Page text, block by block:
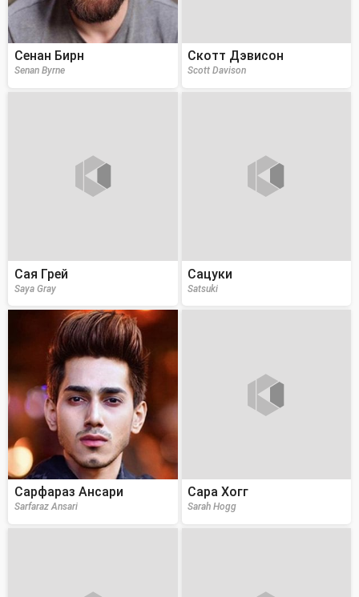
Сенан Бирн
Senan Byrne
Скотт Дэвисон
Scott Davison
Сая Грей
Saya Gray
Сацуки
Satsuki
Сарфараз Ансари
Sarfaraz Ansari
Сара Хогг
Sarah Hogg